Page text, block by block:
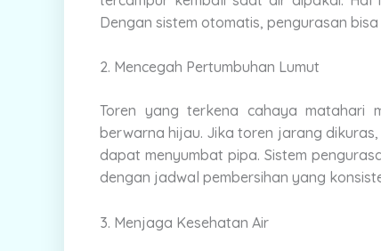
Dengan sistem otomatis, pengurasan
2. Mencegah Pertumbuhan Lumut
Toren yang terkena cahaya matahari
berwarna hijau. Jika toren jarang
dapat menyumbat pipa. Sistem
dengan jadwal pembersihan yang
3. Menjaga Kesehatan Air